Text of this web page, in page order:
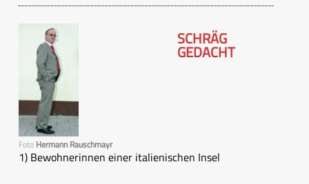
Foto Hermann Rauschmayr
SCHRÄG
GEDACHT
1) Bewohnerinnen einer italienischen Insel